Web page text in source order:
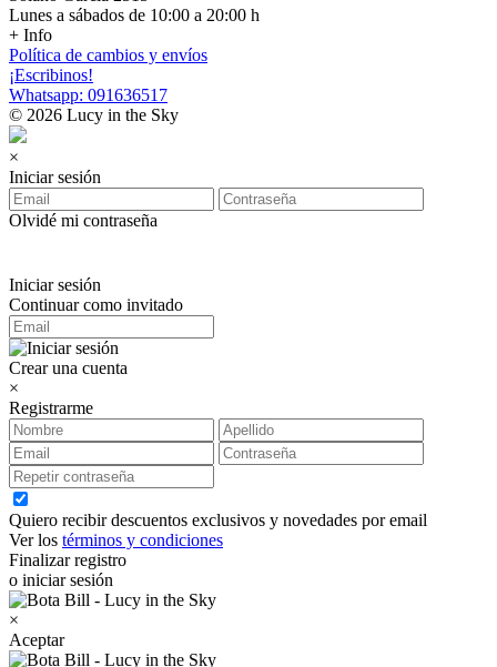
Lunes a sábados de 10:00 a 20:00 h
+ Info
Política de cambios y envíos
¡Escribinos!
Whatsapp: 091636517
© 2026 Lucy in the Sky
×
Iniciar sesión
Olvidé mi contraseña
Iniciar sesión
Continuar como invitado
Crear una cuenta
×
Registrarme
Quiero recibir descuentos exclusivos y novedades por email
Ver los términos y condiciones
Finalizar registro
o iniciar sesión
×
Aceptar